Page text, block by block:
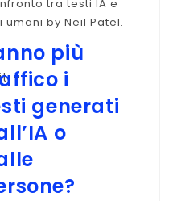
tra testi IA e
umani by Neil Patel.
più
i
generati
o